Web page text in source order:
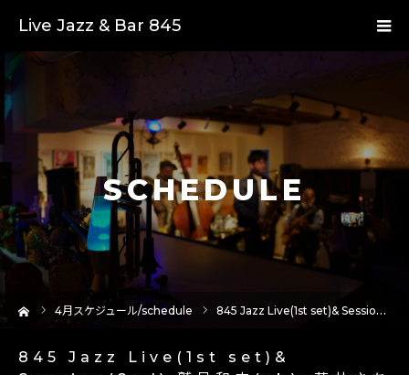
Live Jazz & Bar 845
SCHEDULE
4月スケジュール/schedule 845 Jazz Live(1st set)& Session(2nd) 鷲見和広(cb)+藤井さちよ(pf)
845 Jazz Live(1st set)&